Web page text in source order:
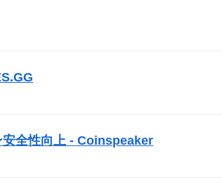
安全性向上 - Coinspeaker